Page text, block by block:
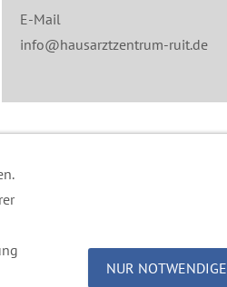
E-Mail
info@hausarztzentrum-ruit.de
NUR NOTWENDIGE